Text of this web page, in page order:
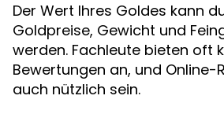
Der Wert Ihres Goldes kann
Goldpreise, Gewicht und
werden. Fachleute bieten oft
Bewertungen an, und Online-
auch nützlich sein.